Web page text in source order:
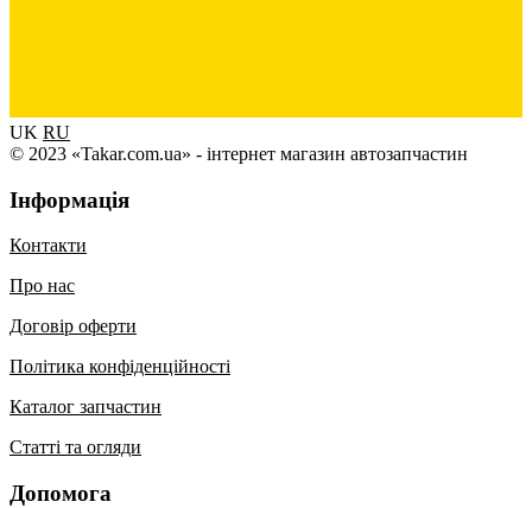
UK RU
© 2023 «Takar.com.ua» - інтернет магазин автозапчастин
Інформація
Контакти
Про нас
Договір оферти
Політика конфіденційності
Каталог запчастин
Статті та огляди
Допомога